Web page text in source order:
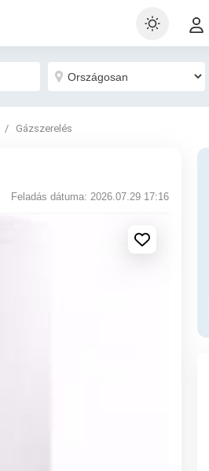
Gázszerelés
Feladás dátuma: 2026.07.29 17:16